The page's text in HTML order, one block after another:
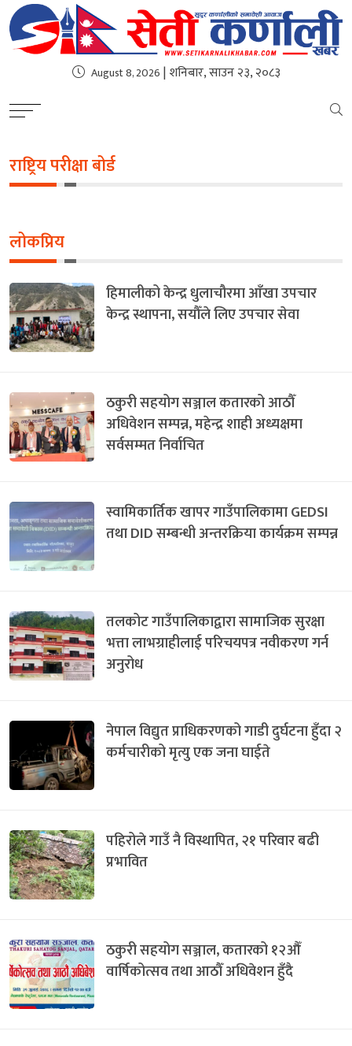
August 8, 2026 | शनिबार, साउन २३, २०८३
राष्ट्रिय परीक्षा बोर्ड
लोकप्रिय
हिमालीको केन्द्र धुलाचौरमा आँखा उपचार
केन्द्र स्थापना, सयौँले लिए उपचार सेवा
ठकुरी सहयोग सञ्जाल कतारको आठौँ
अधिवेशन सम्पन्न, महेन्द्र शाही अध्यक्षमा
सर्वसम्मत निर्वाचित
स्वामिकार्तिक खापर गाउँपालिकामा GEDSI
तथा DID सम्बन्धी अन्तरक्रिया कार्यक्रम सम्पन्न
तलकोट गाउँपालिकाद्वारा सामाजिक सुरक्षा
भत्ता लाभग्राहीलाई परिचयपत्र नवीकरण गर्न
अनुरोध
नेपाल विद्युत प्राधिकरणको गाडी दुर्घटना हुँदा २
कर्मचारीको मृत्यु एक जना घाईते
पहिरोले गाउँ नै विस्थापित, २१ परिवार बढी
प्रभावित
ठकुरी सहयोग सञ्जाल, कतारको १२औँ
वार्षिकोत्सव तथा आठौँ अधिवेशन हुँदै